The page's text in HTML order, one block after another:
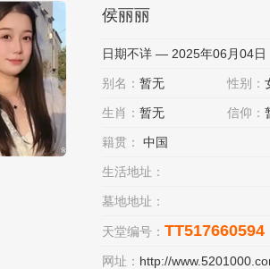
侯丽丽
日期不详 — 2025年06月04日
别名： 暂无 性别：
生肖： 暂无 信仰：
籍贯： 中国
生活地址：
墓地地址：
天堂编号： TT517660594
网址： http://